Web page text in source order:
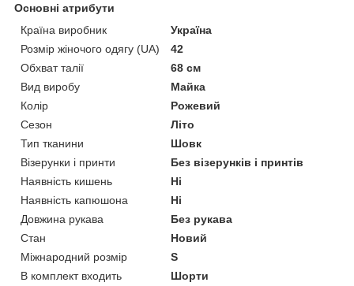
Основні атрибути
Країна виробник
Україна
Розмір жіночого одягу (UA)
42
Обхват талії
68 см
Вид виробу
Майка
Колір
Рожевий
Сезон
Літо
Тип тканини
Шовк
Візерунки і принти
Без візерунків і принтів
Наявність кишень
Ні
Наявність капюшона
Ні
Довжина рукава
Без рукава
Стан
Новий
Міжнародний розмір
S
В комплект входить
Шорти